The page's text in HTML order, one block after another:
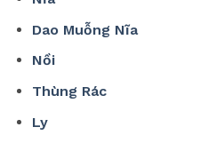
Dao Muỗng Nĩa
Nồi
Thùng Rác
Ly